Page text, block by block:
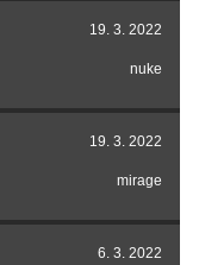
19. 3. 2022
nuke
19. 3. 2022
mirage
6. 3. 2022